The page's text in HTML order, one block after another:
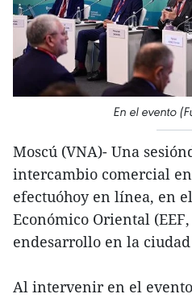
En el evento
Moscú (VNA)- Una
intercambio comercial
efectuóhoy en línea, en
Económico Oriental
endesarrollo en la
Al intervenir en el